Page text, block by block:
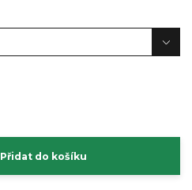
Přidat do košíku